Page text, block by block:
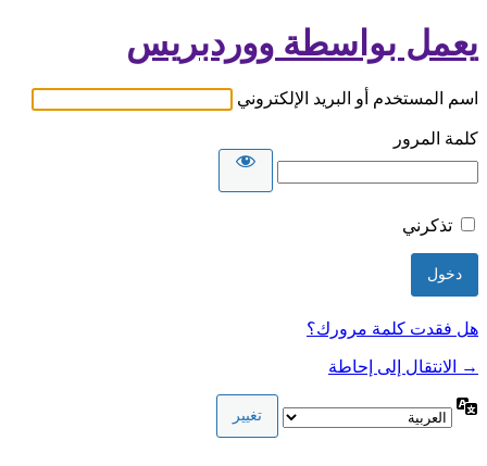
يعمل بواسطة ووردبريس
اسم المستخدم أو البريد الإلكتروني
كلمة المرور
تذكرني
هل فقدت كلمة مرورك؟
→ الانتقال إلى إحاطة
اللغة